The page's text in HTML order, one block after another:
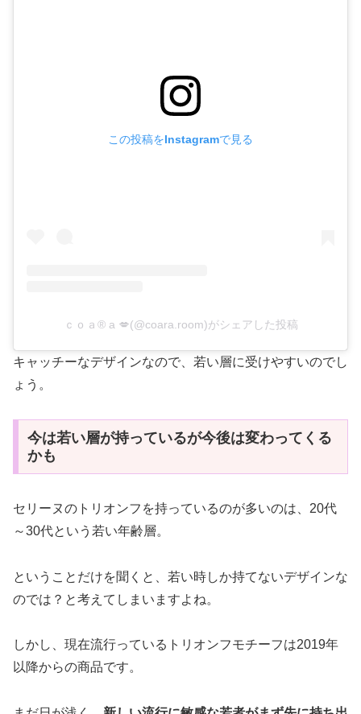
この投稿をInstagramで見る
ｃｏａ®︎ a 💋(@coara.room)がシェアした投稿
キャッチーなデザインなので、若い層に受けやすいのでし
ょう。
今は若い層が持っているが今後は変わってくる
かも
セリーヌのトリオンフを持っているのが多いのは、20代
～30代という若い年齢層。
ということだけを聞くと、若い時しか持てないデザインな
のでは？と考えてしまいますよね。
しかし、現在流行っているトリオンフモチーフは2019年
以降からの商品です。